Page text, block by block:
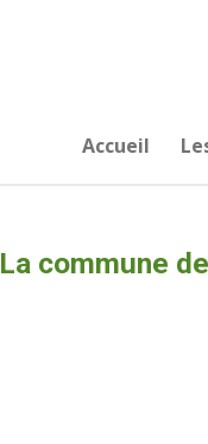
Accueil
La commune